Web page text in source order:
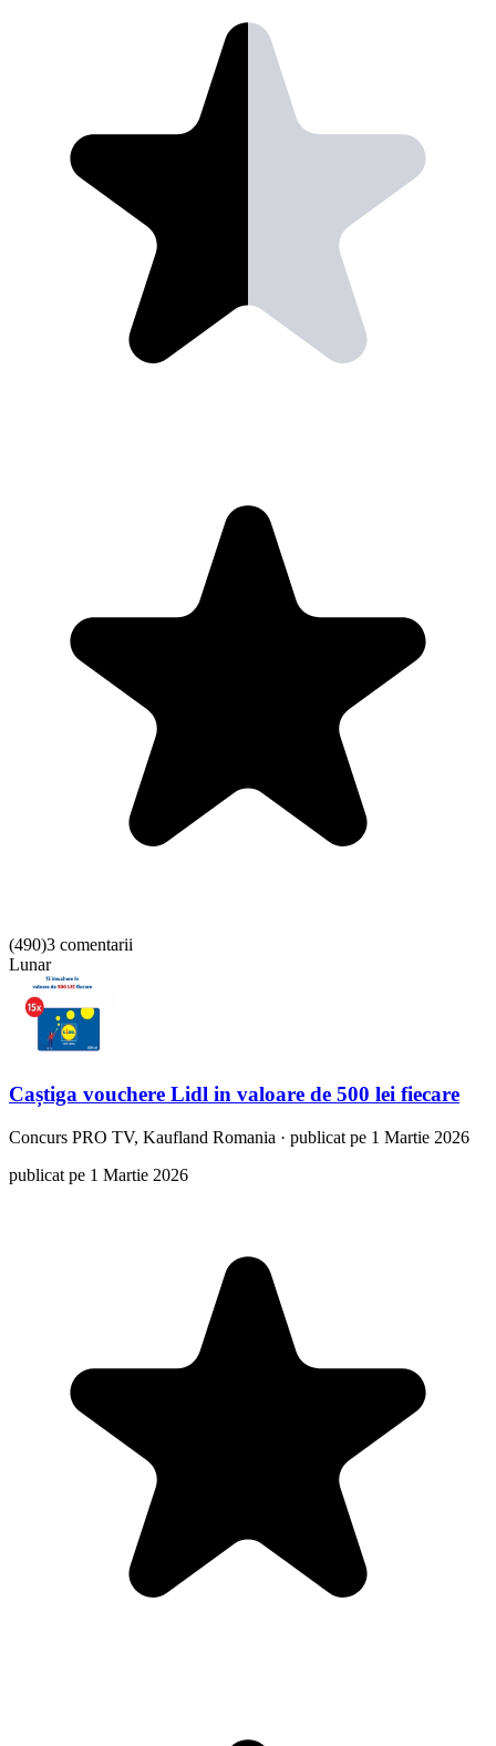
(490)3 comentarii
Lunar
Caștiga vouchere Lidl in valoare de 500 lei fiecare
Concurs PRO TV, Kaufland Romania · publicat pe 1 Martie 2026
publicat pe 1 Martie 2026